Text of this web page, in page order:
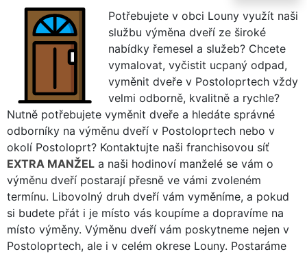
Potřebujete v obci Louny využít naši
službu výměna dveří ze široké
nabídky řemesel a služeb? Chcete
vymalovat, vyčistit ucpaný odpad,
vyměnit dveře v Postoloprtech vždy
velmi odborně, kvalitně a rychle?
Nutně potřebujete vyměnit dveře a hledáte správné
odborníky na výměnu dveří v Postoloprtech nebo v
okolí Postoloprt? Kontaktujte naši franchisovou síť
EXTRA MANŽEL a naši hodinoví manželé se vám o
výměnu dveří postarají přesně ve vámi zvoleném
termínu. Libovolný druh dveří vám vyměníme, a pokud
si budete přát i je místo vás koupíme a dopravíme na
místo výměny. Výměnu dveří vám poskytneme nejen v
Postoloprtech, ale i v celém okrese Louny. Postaráme